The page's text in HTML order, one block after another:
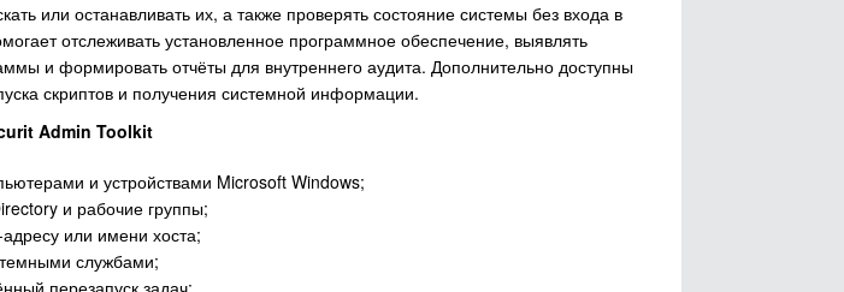
или останавливать их, а также проверять состояние системы без входа в
отслеживать установленное программное обеспечение, выявлять
и формировать отчёты для внутреннего аудита. Дополнительно доступны
скриптов и получения системной информации.
Admin Toolkit
и устройствами Microsoft Windows;
и рабочие группы;
или имени хоста;
службами;
перезапуск задач;